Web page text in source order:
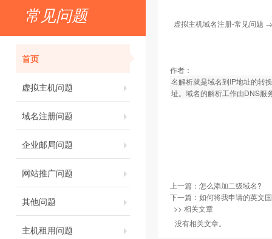
常见问题
首页
虚拟主机问题
域名注册问题
企业邮局问题
网站推广问题
其他问题
主机租用问题
虚拟主机域名注册-常见问题
作者：
名解析就是域名到IP地址的转
址。域名的解析工作由DNS服
上一篇： 怎么添加二级域名?
下一篇： 如何将我申请的英文
>> 相关文章
没有相关文章。